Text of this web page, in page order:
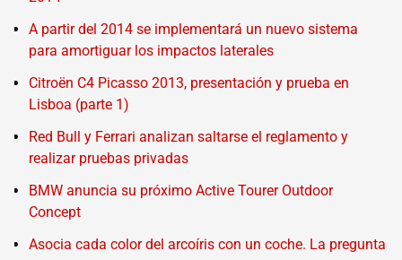
A partir del 2014 se implementará un nuevo sistema
para amortiguar los impactos laterales
Citroën C4 Picasso 2013, presentación y prueba en
Lisboa (parte 1)
Red Bull y Ferrari analizan saltarse el reglamento y
realizar pruebas privadas
BMW anuncia su próximo Active Tourer Outdoor
Concept
Asocia cada color del arcoíris con un coche. La pregunta